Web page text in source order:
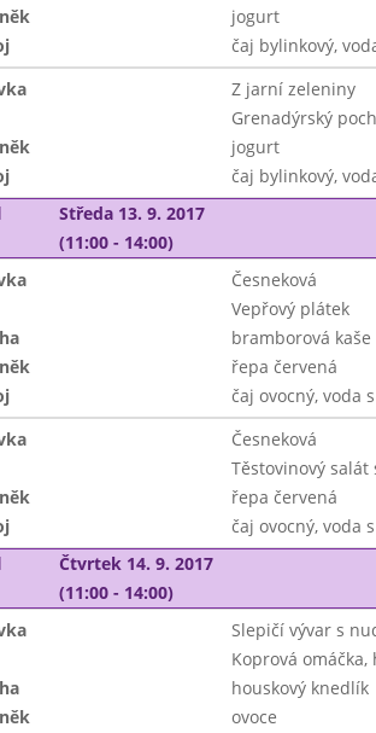
jogurt
čaj bylinkový,
Z jarní zeleniny
Grenadýrský
jogurt
čaj bylinkový,
Středa 13. 9. 2017
(11:00 - 14:00)
Česneková
Vepřový plátek
bramborová kaše
řepa červená
čaj ovocný, voda
Česneková
Těstovinový salát
řepa červená
čaj ovocný, voda
Čtvrtek 14. 9. 2017
(11:00 - 14:00)
Slepičí vývar s
Koprová omáčka,
houskový knedlík
ovoce